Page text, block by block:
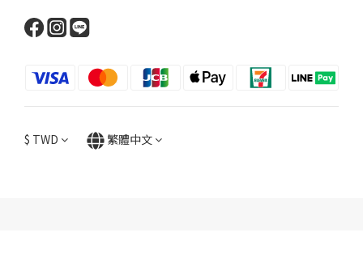
$ TWD 繁體中文